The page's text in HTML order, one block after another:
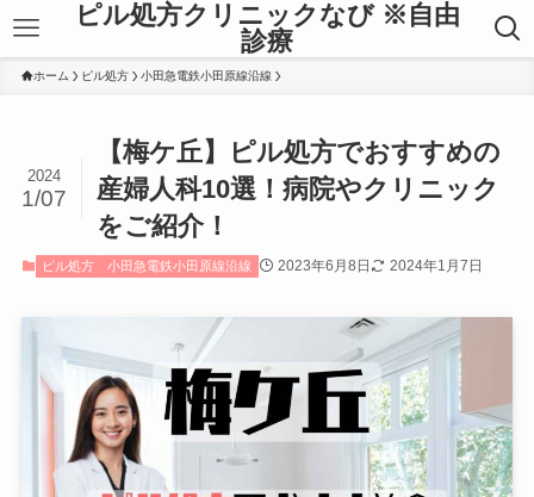
ピル処方クリニックなび ※自由
診療
ホーム ピル処方 小田急電鉄小田原線沿線
【梅ケ丘】ピル処方でおすすめの
産婦人科10選！病院やクリニック
をご紹介！
2024
1/07
ピル処方 小田急電鉄小田原線沿線 2023年6月8日 2024年1月7日